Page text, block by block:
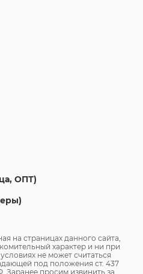
ОПТ)
на страницах данного сайта,
характер и ни при
не может считаться
под положения ст. 437
Заранее просим извинить за